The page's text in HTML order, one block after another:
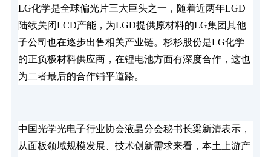
LG化学是全球偏光片三大巨头之一，随着近两年LGD
陆续关闭LCD产能，为LGD提供原材料的LG集团其他
子公司也在逐步出售相关产业链。杉杉股份是LG化学
的正负极材料供应商，在锂电池方面有深度合作，这也
为二者最后的合作铺平道路。
中国光学光电子行业协会液晶分会秘书长梁新清表示，
从面板领域规模发展、技术创新需求来看，本土上游产